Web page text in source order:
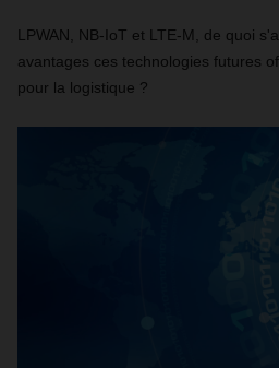
LPWAN, NB-IoT et LTE-M, de quoi
avantages ces technologies futures
pour la logistique ?